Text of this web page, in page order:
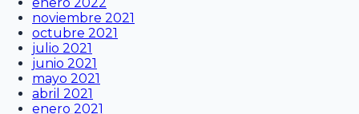
noviembre 2021
octubre 2021
julio 2021
junio 2021
mayo 2021
abril 2021
enero 2021